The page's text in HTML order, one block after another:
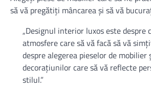
să vă pregătiți mâncarea și să vă
„Designul interior luxos este despre
atmosfere care să vă facă să vă
despre alegerea pieselor de mobilier
decorațiunilor care să vă reflecte
stilul.”